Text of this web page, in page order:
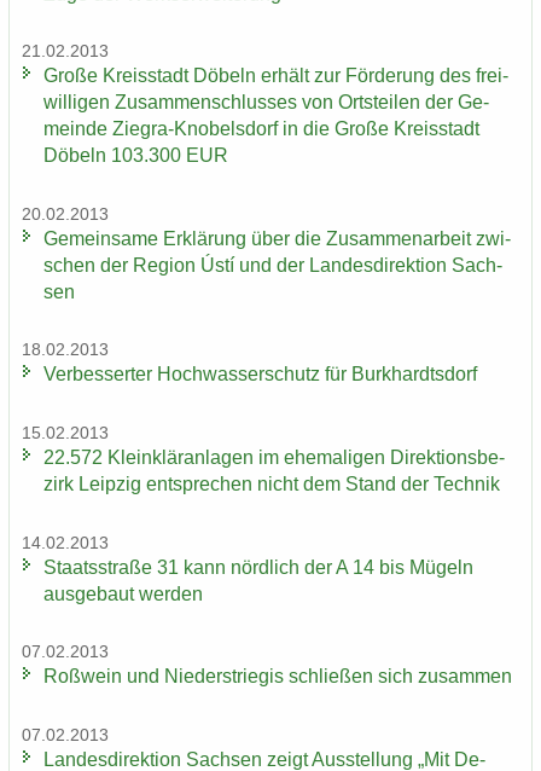
21.02.2013
Große Kreis­stadt Dö­beln er­hält zur För­de­rung des frei­
wil­li­gen Zu­sam­men­schlus­ses von Orts­tei­len der Ge­
mein­de Ziegra-​Knobelsdorf in die Große Kreis­stadt
Dö­beln 103.300 EUR
20.02.2013
Ge­mein­sa­me Er­klä­rung über die Zu­sam­men­ar­beit zwi­
schen der Re­gi­on Ústí und der Lan­des­di­rek­ti­on Sach­
sen
18.02.2013
Ver­bes­ser­ter Hoch­was­ser­schutz für Burk­hardts­dorf
15.02.2013
22.572 Klein­klär­an­la­gen im ehe­ma­li­gen Di­rek­ti­ons­be­
zirk Leip­zig ent­spre­chen nicht dem Stand der Tech­nik
14.02.2013
Staats­stra­ße 31 kann nörd­lich der A 14 bis Mü­geln
aus­ge­baut wer­den
07.02.2013
Roß­wein und Nie­der­s­trie­gis schlie­ßen sich zu­sam­men
07.02.2013
Lan­des­di­rek­ti­on Sach­sen zeigt Aus­stel­lung „Mit De­